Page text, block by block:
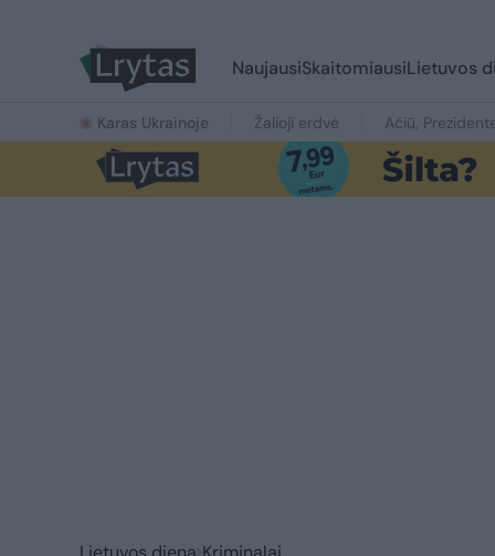
NaujausiSkaitomiausiLietuvos
Karas Ukrainoje Žalioji erdvė Ačiū,